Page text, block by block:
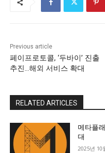
Previous article
페이프로토콜, ‘두바이’ 진출
추진…해외 서비스 확대
RELATED ARTICLES
메타플
대
2025년 10